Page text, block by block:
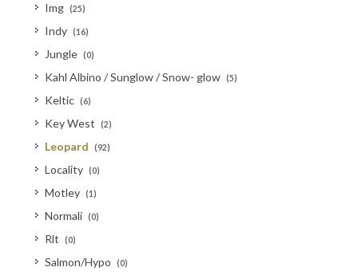
Img (25)
Indy (16)
Jungle (0)
Kahl Albino / Sunglow / Snow- glow (5)
Keltic (6)
Key West (2)
Leopard (92)
Locality (0)
Motley (1)
Normali (0)
Rlt (0)
Salmon/Hypo (0)